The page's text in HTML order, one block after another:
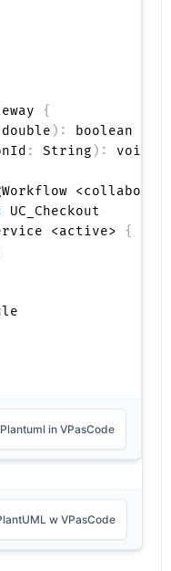
{
double ) :
boolean
: String ) :
<active> {
in VPasCode
w VPasCode